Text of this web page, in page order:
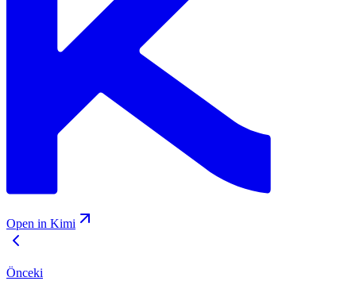
Open in Kimi
Önceki